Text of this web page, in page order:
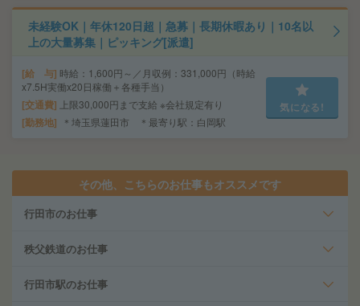
未経験OK｜年休120日超｜急募｜長期休暇あり｜10名以
上の大量募集｜ピッキング[派遣]
給 与 時給：1,600円～／月収例：331,000円（時給
x7.5H実働x20日稼働＋各種手当）
交通費 上限30,000円まで支給 ※会社規定有り
勤務地 ＊埼玉県蓮田市 ＊最寄り駅：白岡駅
気になる!
その他、こちらのお仕事もオススメです
行田市のお仕事
秩父鉄道のお仕事
行田市駅のお仕事